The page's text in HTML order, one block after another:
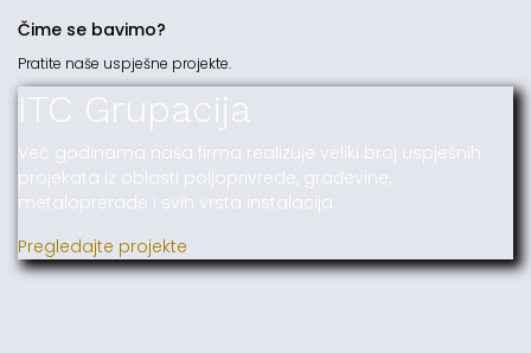
Čime se bavimo?
Pratite naše uspješne projekte.
ITC Grupacija
Već godinama naša firma realizuje veliki broj uspješnih
projekata iz oblasti poljoprivrede, građevine,
metaloprerade i svih vrsta instalacija.
Pregledajte projekte